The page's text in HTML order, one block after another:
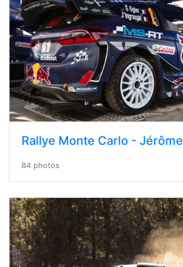
Rallye Monte Carlo - Jérôme
84 photos